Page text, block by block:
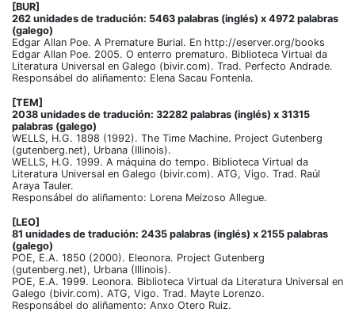
[BUR]
262 unidades de tradución: 5463 palabras (inglés) x 4972 palabras
(galego)
Edgar Allan Poe. A Premature Burial. En http://eserver.org/books
Edgar Allan Poe. 2005. O enterro prematuro. Biblioteca Virtual da
Literatura Universal en Galego (bivir.com). Trad. Perfecto Andrade.
Responsábel do aliñamento: Elena Sacau Fontenla.
[TEM]
2038 unidades de tradución: 32282 palabras (inglés) x 31315
palabras (galego)
WELLS, H.G. 1898 (1992). The Time Machine. Project Gutenberg
(gutenberg.net), Urbana (Illinois).
WELLS, H.G. 1999. A máquina do tempo. Biblioteca Virtual da
Literatura Universal en Galego (bivir.com). ATG, Vigo. Trad. Raúl
Araya Tauler.
Responsábel do aliñamento: Lorena Meizoso Allegue.
[LEO]
81 unidades de tradución: 2435 palabras (inglés) x 2155 palabras
(galego)
POE, E.A. 1850 (2000). Eleonora. Project Gutenberg
(gutenberg.net), Urbana (Illinois).
POE, E.A. 1999. Leonora. Biblioteca Virtual da Literatura Universal en
Galego (bivir.com). ATG, Vigo. Trad. Mayte Lorenzo.
Responsábel do aliñamento: Anxo Otero Ruiz.